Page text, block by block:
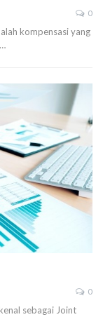
0
kompensasi yang
…
0
sebagai Joint